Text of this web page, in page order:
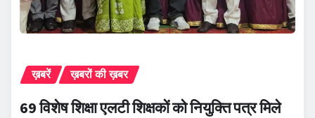
ख़बरें ख़बरों की ख़बर
69 विशेष शिक्षा एलटी शिक्षकों को नियुक्ति पत्र मिले